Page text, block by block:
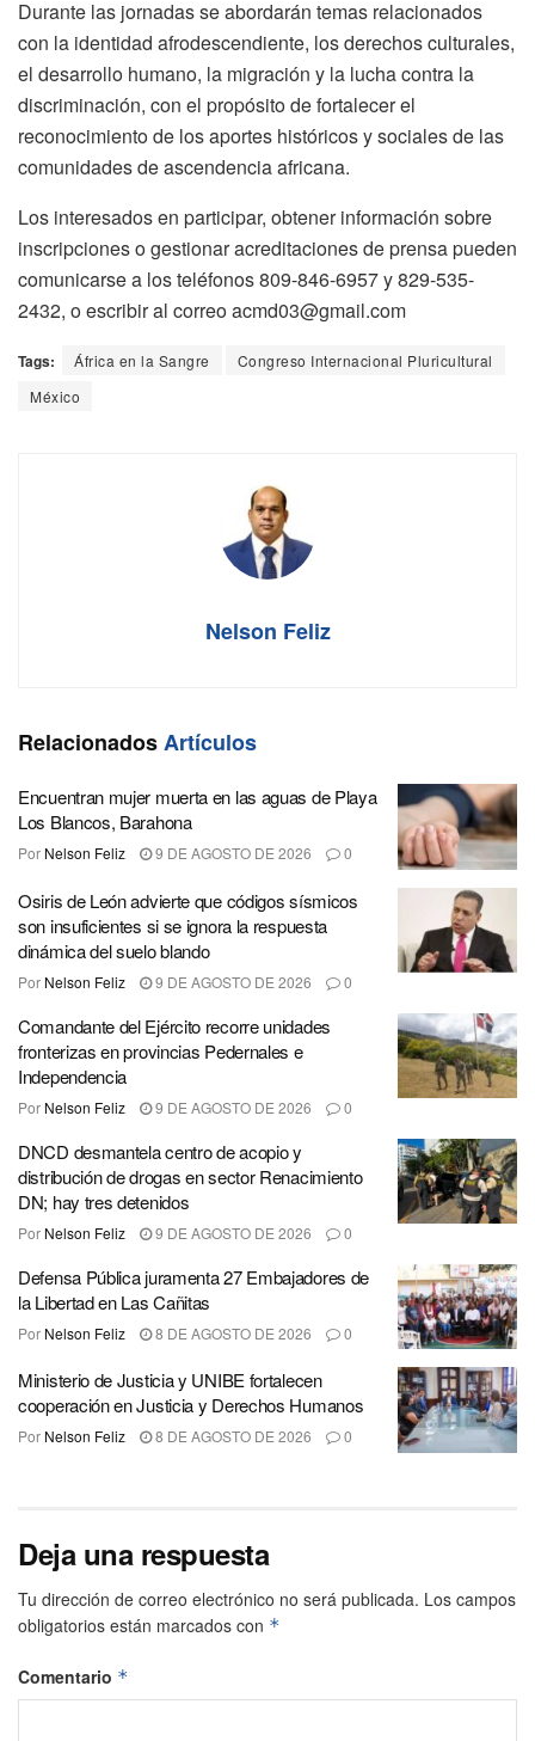
Durante las jornadas se abordarán temas relacionados
con la identidad afrodescendiente, los derechos culturales,
el desarrollo humano, la migración y la lucha contra la
discriminación, con el propósito de fortalecer el
reconocimiento de los aportes históricos y sociales de las
comunidades de ascendencia africana.
Los interesados en participar, obtener información sobre
inscripciones o gestionar acreditaciones de prensa pueden
comunicarse a los teléfonos 809-846-6957 y 829-535-
2432, o escribir al correo acmd03@gmail.com
Tags: África en la Sangre
Congreso Internacional Pluricultural
México
Nelson Feliz
RelacionadosArtículos
Encuentran mujer muerta en las aguas de Playa
Los Blancos, Barahona
Por Nelson Feliz 9 DE AGOSTO DE 2026 0
Osiris de León advierte que códigos sísmicos
son insuficientes si se ignora la respuesta
dinámica del suelo blando
Por Nelson Feliz 9 DE AGOSTO DE 2026 0
Comandante del Ejército recorre unidades
fronterizas en provincias Pedernales e
Independencia
Por Nelson Feliz 9 DE AGOSTO DE 2026 0
DNCD desmantela centro de acopio y
distribución de drogas en sector Renacimiento
DN; hay tres detenidos
Por Nelson Feliz 9 DE AGOSTO DE 2026 0
Defensa Pública juramenta 27 Embajadores de
la Libertad en Las Cañitas
Por Nelson Feliz 8 DE AGOSTO DE 2026 0
Ministerio de Justicia y UNIBE fortalecen
cooperación en Justicia y Derechos Humanos
Por Nelson Feliz 8 DE AGOSTO DE 2026 0
Deja una respuesta
Tu dirección de correo electrónico no será publicada. Los campos
obligatorios están marcados con *
Comentario *